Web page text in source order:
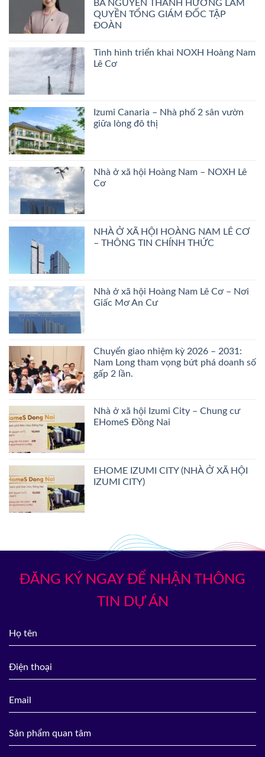
BÀ NGUYỄN THANH HƯƠNG LÀM
QUYỀN TỔNG GIÁM ĐỐC TẬP
ĐOÀN
Tình hình triển khai NOXH Hoàng Nam
Lê Cơ
Izumi Canaria – Nhà phố 2 sân vườn
giữa lòng đô thị
Nhà ở xã hội Hoàng Nam – NOXH Lê
Cơ
NHÀ Ở XÃ HỘI HOÀNG NAM LÊ CƠ
– THÔNG TIN CHÍNH THỨC
Nhà ở xã hội Hoàng Nam Lê Cơ – Nơi
Giấc Mơ An Cư
Chuyển giao nhiệm kỳ 2026 – 2031:
Nam Long tham vọng bứt phá doanh số
gấp 2 lần.
Nhà ở xã hội Izumi City – Chung cư
EHomeS Đồng Nai
EHOME IZUMI CITY (NHÀ Ở XÃ HỘI
IZUMI CITY)
ĐĂNG KÝ NGAY ĐỂ NHẬN THÔNG
TIN DỰ ÁN